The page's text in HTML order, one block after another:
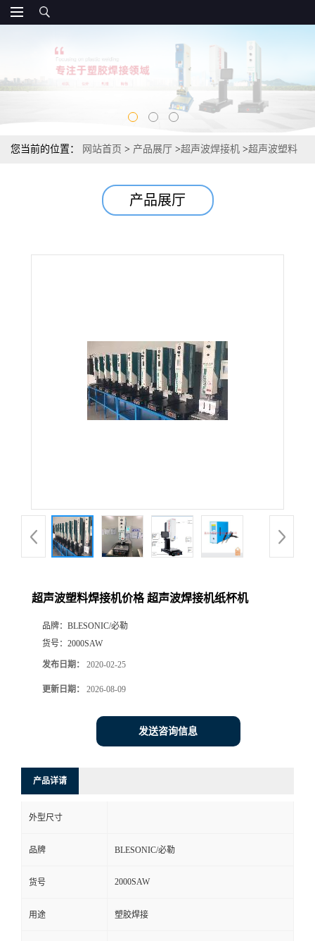
您当前的位置： 网站首页 > 产品展厅 >超声波焊接机 >超声波塑料
产品展厅
超声波塑料焊接机价格 超声波焊接机纸杯机
品牌： BLESONIC/必勒
货号： 2000SAW
发布日期： 2020-02-25
更新日期： 2026-08-09
发送咨询信息
产品详请
外型尺寸
品牌 BLESONIC/必勒
货号 2000SAW
用途 塑胶焊接